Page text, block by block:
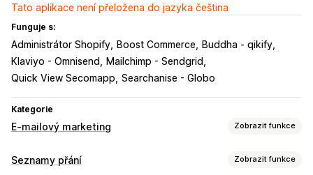
Tato aplikace není přeložena do jazyka čeština
Funguje s:
Administrátor Shopify Boost Commerce Buddha - qikify
Klaviyo - Omnisend Mailchimp - Sendgrid
Quick View Secomapp Searchanise - Globo
Kategorie
E-mailový marketing Zobrazit funkce
Typy kampaní
Seznamy přání Zobrazit funkce